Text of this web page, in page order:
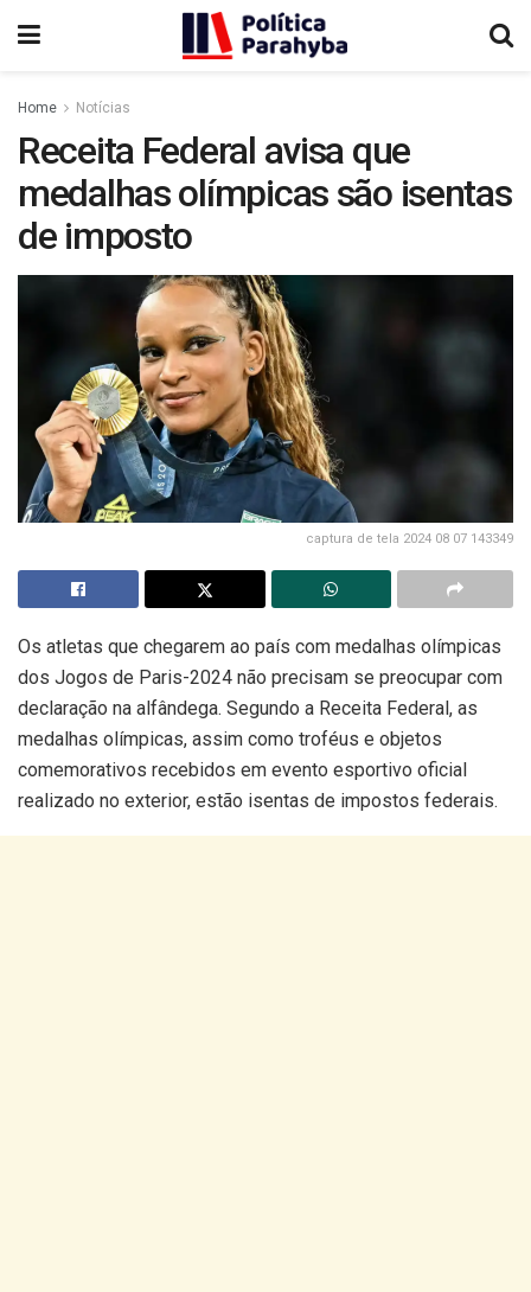
Home Notícias
Receita Federal avisa que
medalhas olímpicas são isentas
de imposto
captura de tela 2024 08 07 143349
Os atletas que chegarem ao país com medalhas olímpicas
dos Jogos de Paris-2024 não precisam se preocupar com
declaração na alfândega. Segundo a Receita Federal, as
medalhas olímpicas, assim como troféus e objetos
comemorativos recebidos em evento esportivo oficial
realizado no exterior, estão isentas de impostos federais.